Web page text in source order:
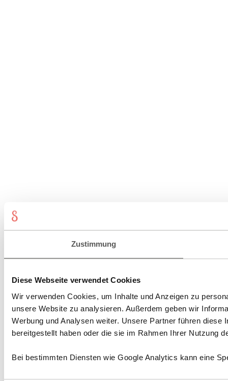
Zustimmung
Diese Webseite verwendet Cookies
Wir verwenden Cookies, um Inhalte und Anzeigen zu
unsere Website zu analysieren. Außerdem geben wir
Werbung und Analysen weiter. Unsere Partner führen
bereitgestellt haben oder die sie im Rahmen Ihrer Nutzung
Bei bestimmten Diensten wie Google Analytics kann eine